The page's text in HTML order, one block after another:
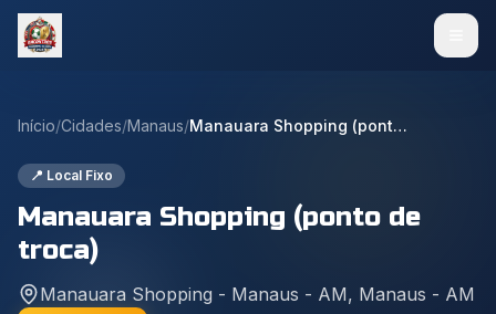
Início/Cidades/Manaus/ Manauara Shopping (ponto de troca)
📍 Local Fixo
Manauara Shopping (ponto de
troca)
Manauara Shopping - Manaus - AM, Manaus - AM